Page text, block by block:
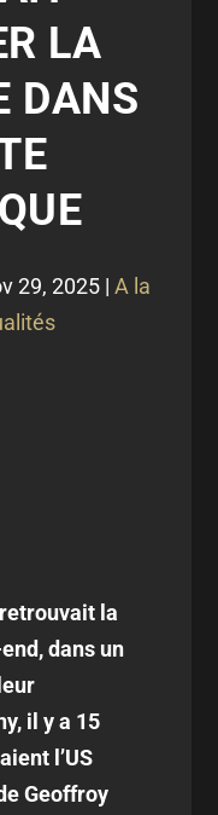
LA
DANS
29, 2025 | A la
la
dans un
il y a 15
l’US
Geoffroy